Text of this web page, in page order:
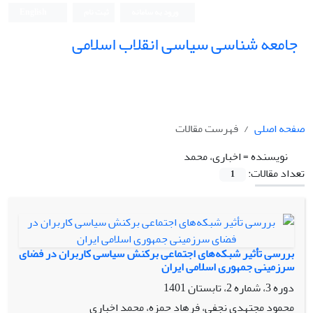
جامعه شناسی سیاسی انقلاب اسلامی
صفحه اصلی
فهرست مقالات
نویسنده =اخباری، محمد
تعداد مقالات:
1
بررسی تأثیر شبکه‌های اجتماعی برکنش سیاسی کاربران در فضای
سرزمینی جمهوری اسلامی ایران
دوره 3، شماره 2، تابستان 1401
محمود مجتهدی نجفی، فرهاد حمزه، محمد اخباری